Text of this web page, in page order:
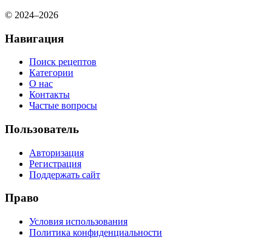
© 2024–2026
Навигация
Поиск рецептов
Категории
О нас
Контакты
Частые вопросы
Пользователь
Авторизация
Регистрация
Поддержать сайт
Право
Условия использования
Политика конфиденциальности